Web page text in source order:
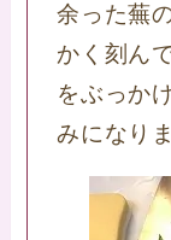
余った蕪
かく刻ん
をぶっか
みになり